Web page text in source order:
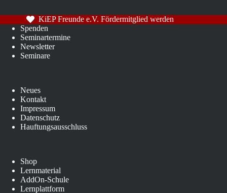
KiEP Freunde e.V. Fördermitglied werden
Spenden
Seminartermine
Newsletter
Seminare
Neues
Kontakt
Impressum
Datenschutz
Hauftungsausschluss
Shop
Lernmaterial
AddOn-Schule
Lernplattform